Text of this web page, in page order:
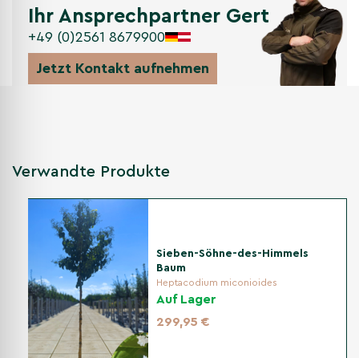
Nicht gefunden, was Sie gesucht
haben? Entdecken Sie unsere
weiteren Kategorien
Ihr Ansprechpartner Gert
+49 (0)2561 8679900
Jetzt Kontakt aufnehmen
Verwandte Produkte
Sieben-Söhne-des-Himmels
Baum
Heptacodium miconioides
Auf Lager
299,95 €